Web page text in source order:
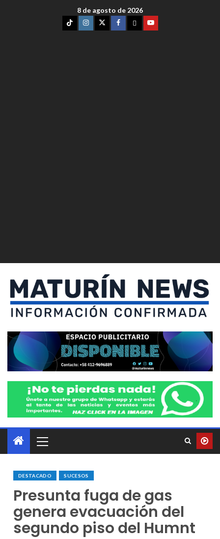
8 de agosto de 2026
DESTACADO SUCESOS
Presunta fuga de gas
genera evacuación del
segundo piso del Humnt